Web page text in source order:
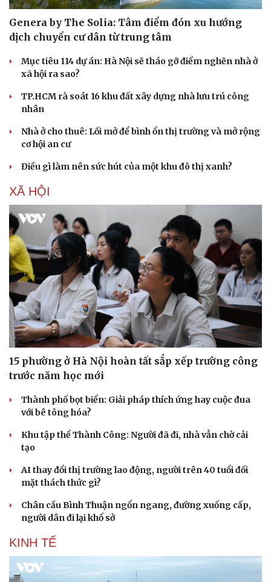
Làm đẹp - giảm cân
Phòng mạch online
Ăn sạch sống khỏe
Genera by The Solia: Tâm điểm đón xu hướng
dịch chuyển cư dân từ trung tâm
Mục tiêu 114 dự án: Hà Nội sẽ tháo gỡ điểm nghẽn nhà ở
xã hội ra sao?
TP.HCM rà soát 16 khu đất xây dựng nhà lưu trú công
nhân
Nhà ở cho thuê: Lối mở để bình ổn thị trường và mở rộng
cơ hội an cư
Điều gì làm nên sức hút của một khu đô thị xanh?
XÃ HỘI
15 phường ở Hà Nội hoàn tất sắp xếp trường công
trước năm học mới
Thành phố bọt biển: Giải pháp thích ứng hay cuộc đua
với bê tông hóa?
Khu tập thể Thành Công: Người đã đi, nhà vẫn chờ cải
tạo
AI thay đổi thị trường lao động, người trên 40 tuổi đối
mặt thách thức gì?
Chân cầu Bình Thuận ngổn ngang, đường xuống cấp,
người dân đi lại khổ sở
KINH TẾ